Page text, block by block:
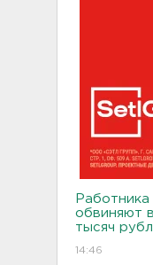
обвиняют
тысяч
14:46